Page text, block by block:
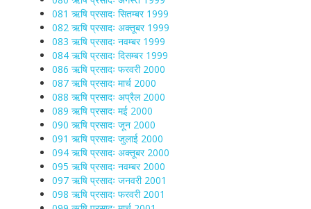
081 ऋषि प्रसादः सितम्बर 1999
082 ऋषि प्रसादः अक्तूबर 1999
083 ऋषि प्रसादः नवम्बर 1999
084 ऋषि प्रसादः दिसम्बर 1999
086 ऋषि प्रसादः फरवरी 2000
087 ऋषि प्रसादः मार्च 2000
088 ऋषि प्रसादः अप्रैल 2000
089 ऋषि प्रसादः मई 2000
090 ऋषि प्रसादः जून 2000
091 ऋषि प्रसादः जुलाई 2000
094 ऋषि प्रसादः अक्तूबर 2000
095 ऋषि प्रसादः नवम्बर 2000
097 ऋषि प्रसादः जनवरी 2001
098 ऋषि प्रसादः फरवरी 2001